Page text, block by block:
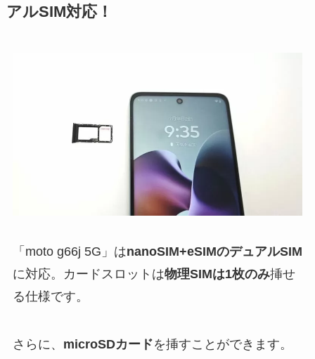
アルSIM対応！
「moto g66j 5G」はnanoSIM+eSIMのデュアルSIM
に対応。カードスロットは物理SIMは1枚のみ挿せ
る仕様です。
さらに、 microSDカードを挿すことができます。